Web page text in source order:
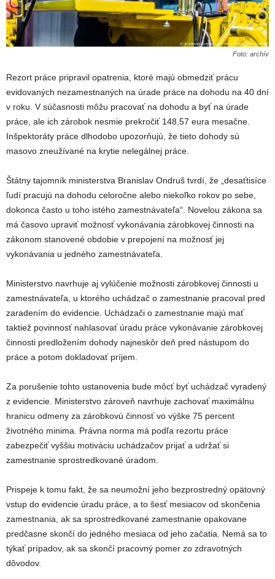
Foto: archív
Rezort práce pripravil opatrenia, ktoré majú obmedziť prácu
evidovaných nezamestnaných na úrade práce na dohodu na 40 dní
v roku. V súčasnosti môžu pracovať na dohodu a byť na úrade
práce, ale ich zárobok nesmie prekročiť 148,57 eura mesačne.
Inšpektoráty práce dlhodobo upozorňujú, že tieto dohody sú
masovo zneužívané na krytie nelegálnej práce.
Štátny tajomník ministerstva Branislav Ondruš tvrdí, že „desaťtisíce
ľudí pracujú na dohodu celoročne alebo niekoľko rokov po sebe,
dokonca často u toho istého zamestnávateľa“. Novelou zákona sa
má časovo upraviť možnosť vykonávania zárobkovej činnosti na
zákonom stanovené obdobie v prepojení na možnosť jej
vykonávania u jedného zamestnávateľa.
Ministerstvo navrhuje aj vylúčenie možnosti zárobkovej činnosti u
zamestnávateľa, u ktorého uchádzač o zamestnanie pracoval pred
zaradením do evidencie. Uchádzači o zamestnanie majú mať
taktiež povinnosť nahlasovať úradu práce vykonávanie zárobkovej
činnosti predložením dohody najneskôr deň pred nástupom do
práce a potom dokladovať príjem.
Za porušenie tohto ustanovenia bude môcť byť uchádzač vyradený
z evidencie. Ministerstvo zároveň navrhuje zachovať maximálnu
hranicu odmeny za zárobkovú činnosť vo výške 75 percent
životného minima. Právna norma má podľa rezortu práce
zabezpečiť vyššiu motiváciu uchádzačov prijať a udržať si
zamestnanie sprostredkované úradom.
Prispeje k tomu fakt, že sa neumožní jeho bezprostredný opätovný
vstup do evidencie úradu práce, a to šesť mesiacov od skončenia
zamestnania, ak sa sprostredkované zamestnanie opakovane
predčasne skončí do jedného mesiaca od jeho začatia. Nemá sa to
týkať prípadov, ak sa skončí pracovný pomer zo zdravotných
dôvodov.